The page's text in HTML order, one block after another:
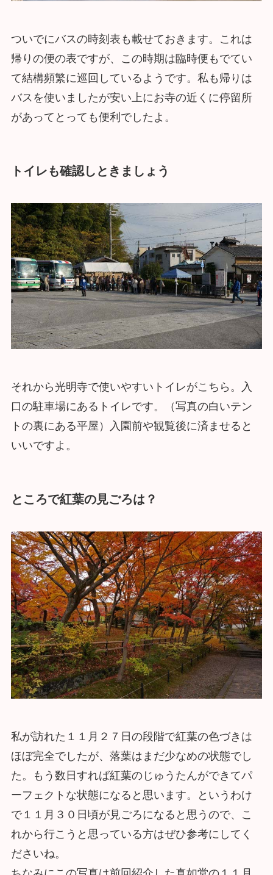
ついでにバスの時刻表も載せておきます。これは
帰りの便の表ですが、この時期は臨時便もでてい
て結構頻繁に巡回しているようです。私も帰りは
バスを使いましたが安い上にお寺の近くに停留所
があってとっても便利でしたよ。
トイレも確認しときましょう
それから光明寺で使いやすいトイレがこちら。入
口の駐車場にあるトイレです。（写真の白いテン
トの裏にある平屋）入園前や観覧後に済ませると
いいですよ。
ところで紅葉の見ごろは？
私が訪れた１１月２７日の段階で紅葉の色づきは
ほぼ完全でしたが、落葉はまだ少なめの状態でし
た。もう数日すれば紅葉のじゅうたんができてパ
ーフェクトな状態になると思います。というわけ
で１１月３０日頃が見ごろになると思うので、こ
れから行こうと思っている方はぜひ参考にしてく
ださいね。